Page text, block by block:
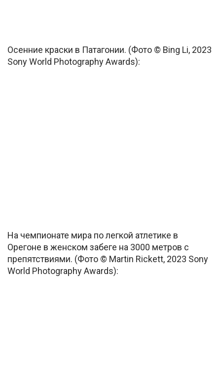
Осенние краски в Патагонии. (Фото © Bing Li, 2023
Sony World Photography Awards):
На чемпионате мира по легкой атлетике в
Орегоне в женском забеге на 3000 метров с
препятствиями. (Фото © Martin Rickett, 2023 Sony
World Photography Awards):